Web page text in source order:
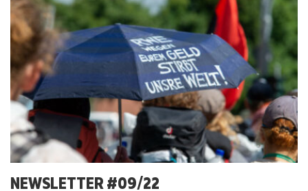
NEWSLETTER #09/22